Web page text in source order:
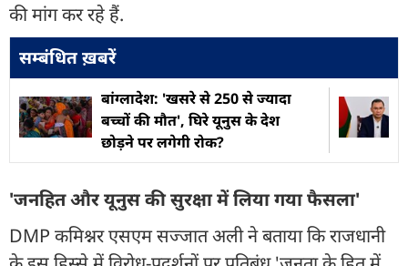
की मांग कर रहे हैं.
सम्बंधित ख़बरें
बांग्लादेश: 'खसरे से 250 से ज्यादा
बच्चों की मौत', घिरे यूनुस के देश
छोड़ने पर लगेगी रोक?
'जनहित और यूनुस की सुरक्षा में लिया गया फैसला'
DMP कमिश्नर एसएम सज्जात अली ने बताया कि राजधानी